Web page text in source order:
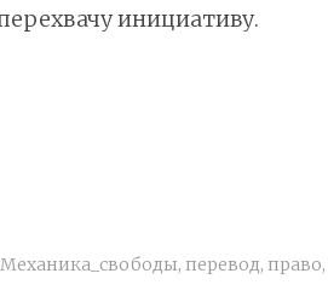
инициативу.
Механика_свободы, перевод, право,